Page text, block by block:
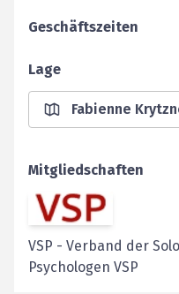
Geschäftszeiten
Lage
Fabienne
Mitgliedschaften
VSP - Verband der
Psychologen VSP